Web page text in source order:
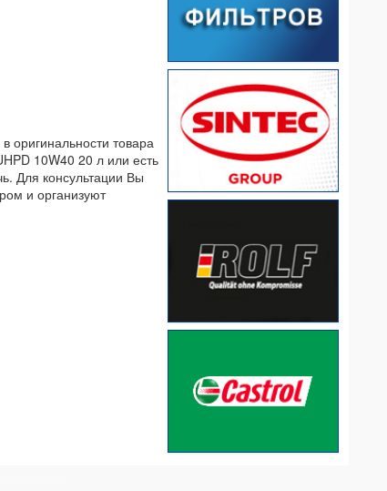
оригинальности товара
10W40 20 л или есть
Для консультации Вы
и организуют